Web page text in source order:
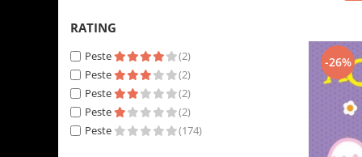
RATING
Peste
(2)
Peste
(2)
Peste
(2)
Peste
(2)
Peste
(174)
-26%